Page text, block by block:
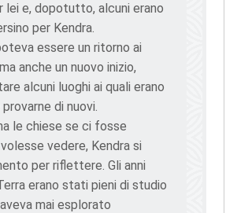
lei e, dopotutto, alcuni erano
per Kendra.
essere un ritorno ai
anche un nuovo inizio,
alcuni luoghi ai quali erano
di nuovi.
le chiese se ci fosse
vedere, Kendra si
per riflettere. Gli anni
erano stati pieni di studio
mai esplorato